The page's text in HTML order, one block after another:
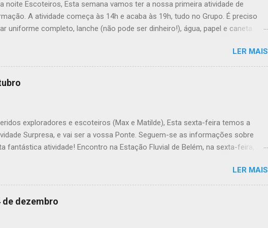
noite Escoteiros, Esta semana vamos ter a nossa primeira atividade de
A atividade começa às 14h e acaba às 19h, tudo no Grupo. É preciso
uniforme completo, lanche (não pode ser dinheiro!), água, papel e caneta.
Veado , têm de levar a Ata do último Conselho de Guias, passada a limpo.
!! Max e Matilde , esta semana vão fazer a ponte com a TEx,
as informações no post deles. Atenção: Ainda há patrulhas que não
LER MAIS
exploradores e escoteiros (Max e Matilde), Esta sexta-feira temos a
Surpresa, e vai ser a vossa Ponte. Seguem-se as informações sobre
fantástica atividade! Encontro na Estação Fluvial de Belém, na sexta-feira, às
que definiram no sábado passado em patrulha e é não se esqueçam de
todo o material de tribo que levaram para casa. - Falem com os vossos
para saberem o que têm de levar de alimentação e dos kits. - Em relação ao
LER MAIS
de dezembro